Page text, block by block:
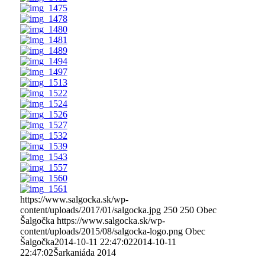
https://www.salgocka.sk/wp-
content/uploads/2017/01/salgocka.jpg 250 250 Obec
Šalgočka https://www.salgocka.sk/wp-
content/uploads/2015/08/salgocka-logo.png Obec
Šalgočka2014-10-11 22:47:022014-10-11
22:47:02Šarkaniáda 2014